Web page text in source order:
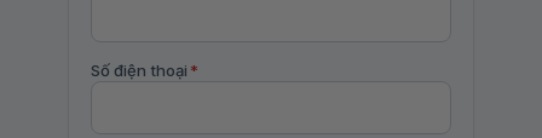
Số điện thoại *